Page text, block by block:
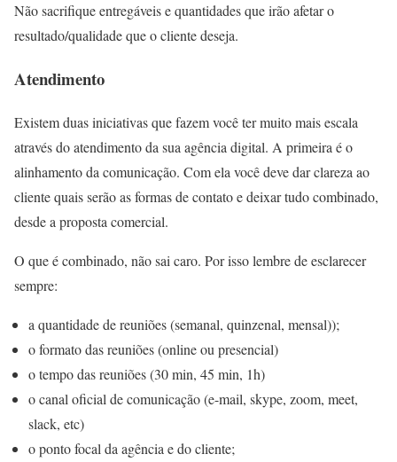
Não sacrifique entregáveis e quantidades que irão afetar o
resultado/qualidade que o cliente deseja.
Atendimento
Existem duas iniciativas que fazem você ter muito mais escala
através do atendimento da sua agência digital. A primeira é o
alinhamento da comunicação. Com ela você deve dar clareza ao
cliente quais serão as formas de contato e deixar tudo combinado,
desde a proposta comercial.
O que é combinado, não sai caro. Por isso lembre de esclarecer
sempre:
a quantidade de reuniões (semanal, quinzenal, mensal));
o formato das reuniões (online ou presencial)
o tempo das reuniões (30 min, 45 min, 1h)
o canal oficial de comunicação (e-mail, skype, zoom, meet,
slack, etc)
o ponto focal da agência e do cliente;